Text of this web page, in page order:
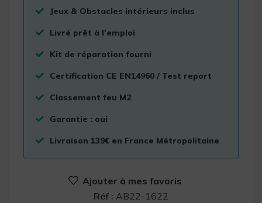
Jeux & Obstacles intérieurs inclus
Livré prêt à l'emploi
Kit de réparation fourni
Certification CE EN14960 / Test report
Classement feu M2
Garantie : oui
Livraison 139€ en France Métropolitaine
Ajouter à mes favoris
Réf : AB22-1622